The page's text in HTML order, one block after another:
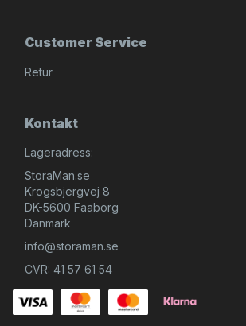
Customer Service
Retur
Kontakt
Lageradress:
StoraMan.se
Krogsbjergvej 8
DK-5600 Faaborg
Danmark
info@storaman.se
CVR: 41 57 61 54